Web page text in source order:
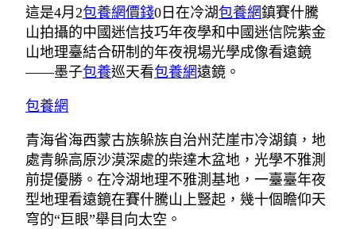
這是4月2包養網價錢0日在冷湖包養網鎮賽什騰
山拍攝的中國迷信技巧年夜學和中國迷信院紫金
山地理臺結合研制的年夜視場光學成像看遠鏡
——墨子包養巡天看包養網遠鏡。
包養網
青海省海西蒙古族躲族自治州茫崖市冷湖鎮，地
處青躲高原沙漠深處的柴達木盆地，光學不雅測
前提優勝。在冷湖地理不雅測基地，一臺臺年夜
型地理看遠鏡在賽什騰山上豎起，幾十個瞻仰天
穹的“巨眼”舉目向太空。